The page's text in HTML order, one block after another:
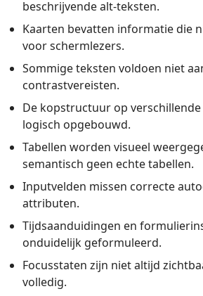
beschrijvende alt-teksten.
Kaarten bevatten informatie die
voor schermlezers.
Sommige teksten voldoen niet
contrastvereisten.
De kopstructuur op verschillende
logisch opgebouwd.
Tabellen worden visueel
semantisch geen echte tabellen.
Inputvelden missen correcte
attributen.
Tijdsaanduidingen en
onduidelijk geformuleerd.
Focusstaten zijn niet altijd
volledig.